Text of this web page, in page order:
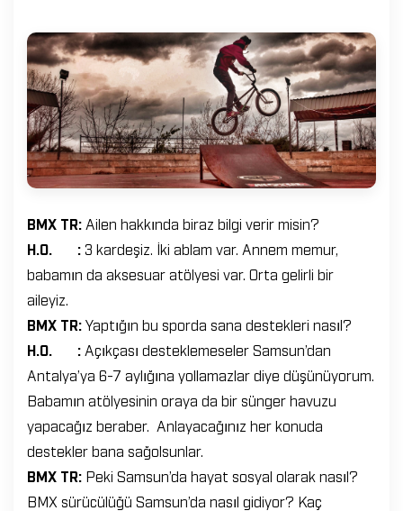
BMX TR: Ailen hakkında biraz bilgi verir misin?
H.O. : 3 kardeşiz. İki ablam var. Annem memur,
babamın da aksesuar atölyesi var. Orta gelirli bir
aileyiz.
BMX TR: Yaptığın bu sporda sana destekleri nasıl?
H.O. : Açıkçası desteklemeseler Samsun’dan
Antalya’ya 6-7 aylığına yollamazlar diye düşünüyorum.
Babamın atölyesinin oraya da bir sünger havuzu
yapacağız beraber. Anlayacağınız her konuda
destekler bana sağolsunlar.
BMX TR: Peki Samsun’da hayat sosyal olarak nasıl?
BMX sürücülüğü Samsun’da nasıl gidiyor? Kaç